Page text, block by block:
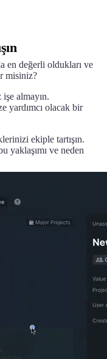
en değerli oldukları ve
misiniz?
almayın.
yardımcı olacak bir
ekiple tartışın.
yaklaşımı ve neden